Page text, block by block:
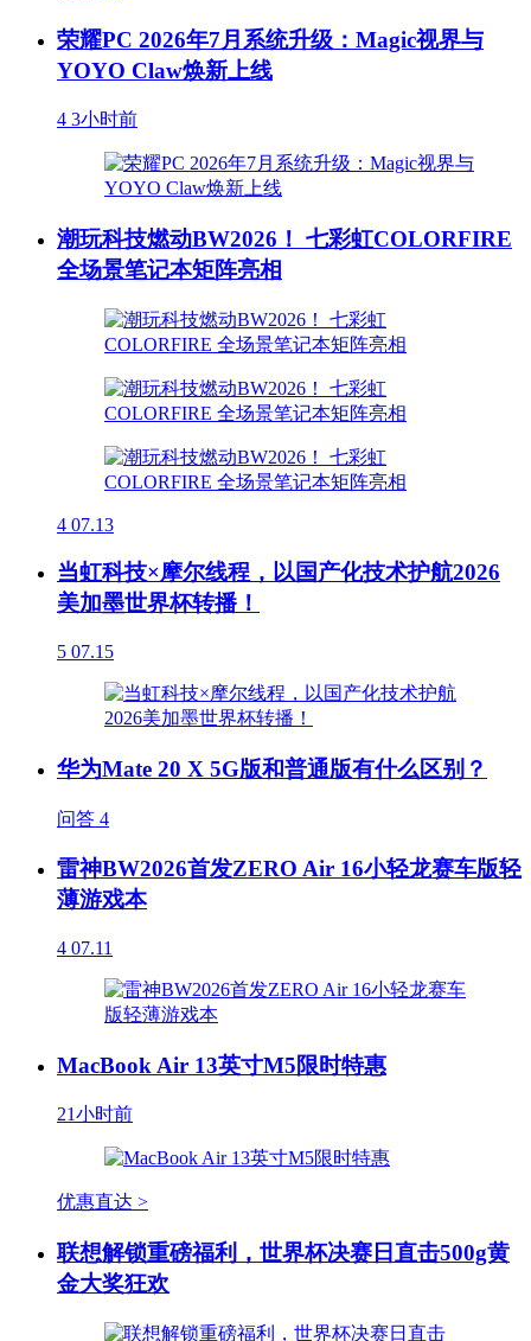
荣耀PC 2026年7月系统升级：Magic视界与
YOYO Claw焕新上线
4 3小时前
潮玩科技燃动BW2026！ 七彩虹COLORFIRE
全场景笔记本矩阵亮相
4 07.13
当虹科技×摩尔线程，以国产化技术护航2026
美加墨世界杯转播！
5 07.15
华为Mate 20 X 5G版和普通版有什么区别？
问答 4
雷神BW2026首发ZERO Air 16小轻龙赛车版轻
薄游戏本
4 07.11
MacBook Air 13英寸M5限时特惠
21小时前
优惠直达 >
联想解锁重磅福利，世界杯决赛日直击500g黄
金大奖狂欢